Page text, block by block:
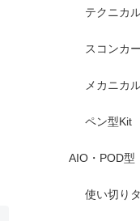
テクニカ
スコンカ
メカニカ
ペン型Kit
AIO・POD型
使い切り